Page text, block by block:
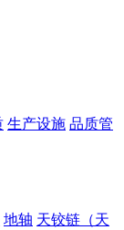
生产设施 品质管
地轴 天铰链（天